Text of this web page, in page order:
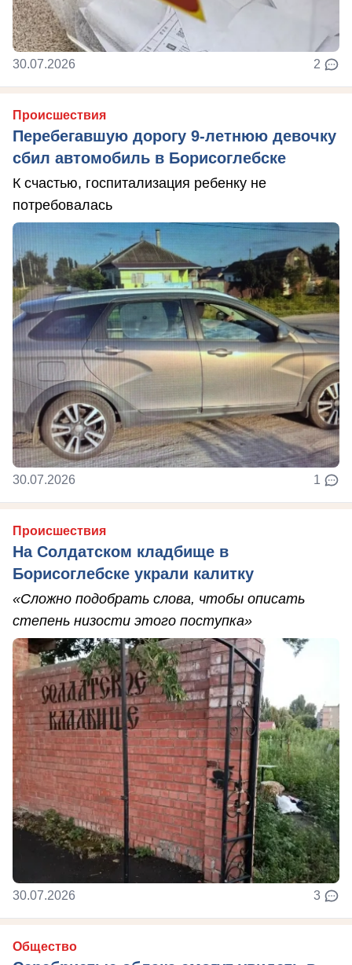
30.07.2026 2
Происшествия
Перебегавшую дорогу 9-летнюю девочку
сбил автомобиль в Борисоглебске
К счастью, госпитализация ребенку не
потребовалась
30.07.2026 1
Происшествия
На Солдатском кладбище в
Борисоглебске украли калитку
«Сложно подобрать слова, чтобы описать
степень низости этого поступка»
30.07.2026 3
Общество